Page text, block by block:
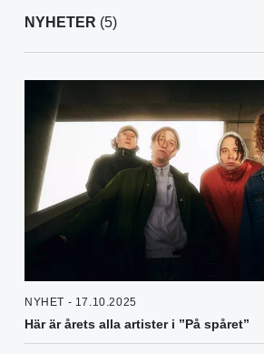
NYHETER (5)
NYHET - 17.10.2025
Här är årets alla artister i ”På spåret”